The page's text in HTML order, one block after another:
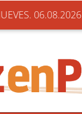
06.08.2026